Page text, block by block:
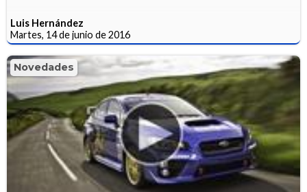
Luis Hernández
Martes, 14 de junio de 2016
Novedades